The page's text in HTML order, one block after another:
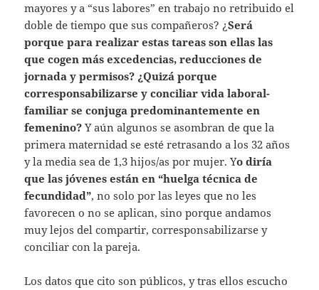
mayores y a “sus labores” en trabajo no retribuido el
doble de tiempo que sus compañeros? ¿Será
porque para realizar estas tareas son ellas las
que cogen más excedencias, reducciones de
jornada y permisos? ¿Quizá porque
corresponsabilizarse y conciliar vida laboral-
familiar se conjuga predominantemente en
femenino? Y aún algunos se asombran de que la
primera maternidad se esté retrasando a los 32 años
y la media sea de 1,3 hijos/as por mujer. Yo diría
que las jóvenes están en “huelga técnica de
fecundidad”, no solo por las leyes que no les
favorecen o no se aplican, sino porque andamos
muy lejos del compartir, corresponsabilizarse y
conciliar con la pareja.
Los datos que cito son públicos, y tras ellos escucho